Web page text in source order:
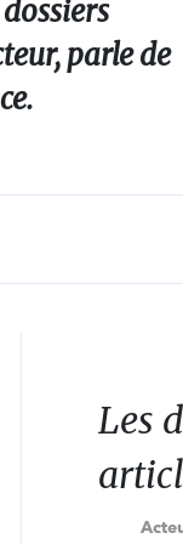
parle de
Les